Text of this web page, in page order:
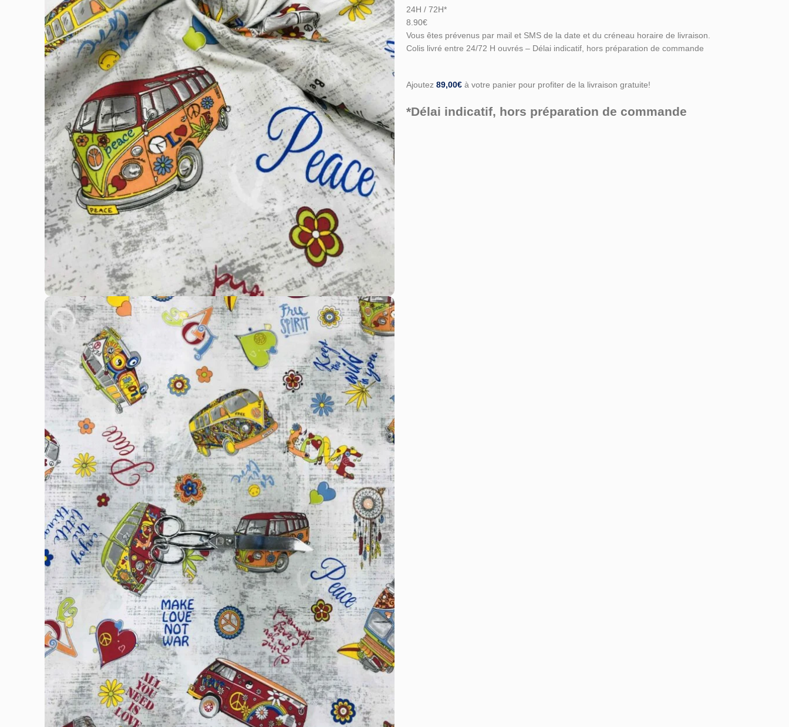
24H / 72H*
8.90€
Vous êtes prévenus par mail et SMS de la date et du créneau horaire de livraison.
Colis livré entre 24/72 H ouvrés – Délai indicatif, hors préparation de commande
Ajoutez 89,00€ à votre panier pour profiter de la livraison gratuite!
*Délai indicatif, hors préparation de commande